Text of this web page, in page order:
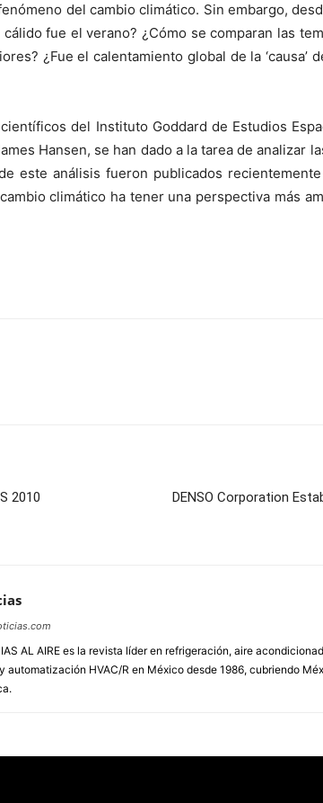
del cambio climático. Sin embargo,
fue el verano? ¿Cómo se comparan las
¿Fue el calentamiento global de la ‘causa’
del Instituto Goddard de Estudios
Hansen, se han dado a la tarea de analizar
este análisis fueron publicados
climático ha tener una perspectiva más
2010
DENSO Corporation
AL AIRE es la revista líder en refrigeración, aire
automatización HVAC/R en México desde 1986, cubriendo